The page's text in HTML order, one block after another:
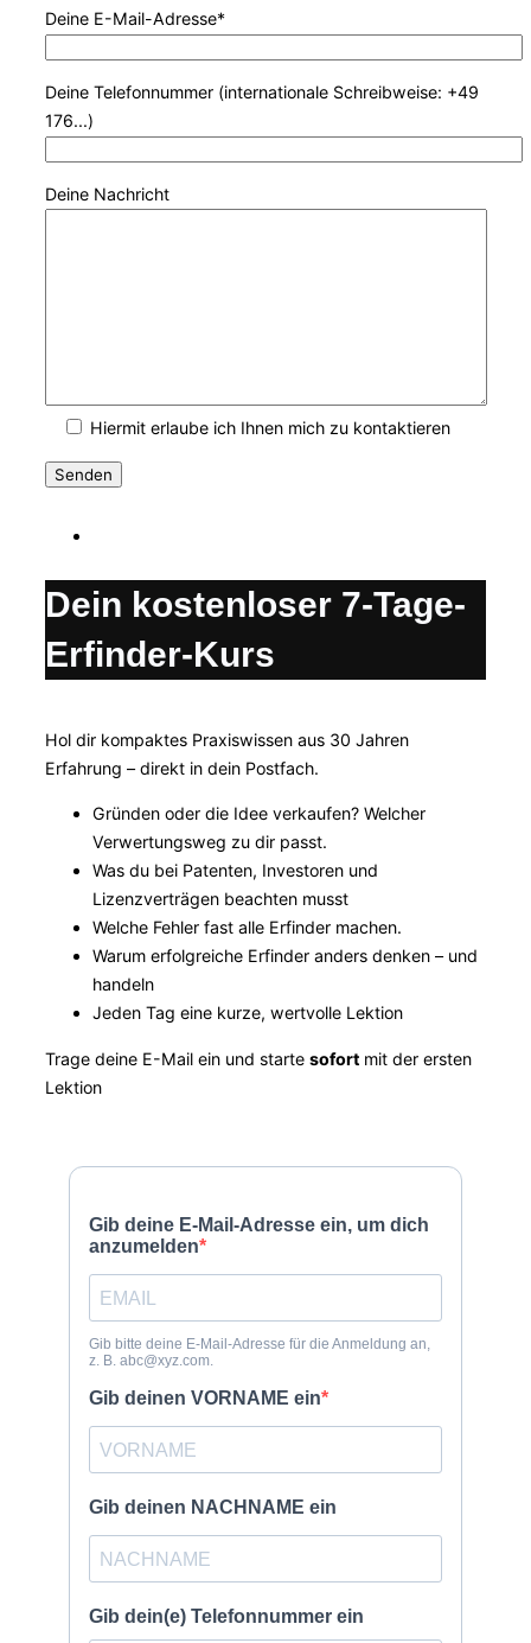
Deine E-Mail-Adresse*
Deine Telefonnummer (internationale Schreibweise: +49
176...)
Deine Nachricht
Hiermit erlaube ich Ihnen mich zu kontaktieren
Dein kostenloser 7-Tage-
Erfinder-Kurs
Hol dir kompaktes Praxiswissen aus 30 Jahren
Erfahrung – direkt in dein Postfach.
Gründen oder die Idee verkaufen? Welcher
Verwertungsweg zu dir passt.
Was du bei Patenten, Investoren und
Lizenzverträgen beachten musst
Welche Fehler fast alle Erfinder machen.
Warum erfolgreiche Erfinder anders denken – und
handeln
Jeden Tag eine kurze, wertvolle Lektion
Trage deine E-Mail ein und starte sofort mit der ersten
Lektion